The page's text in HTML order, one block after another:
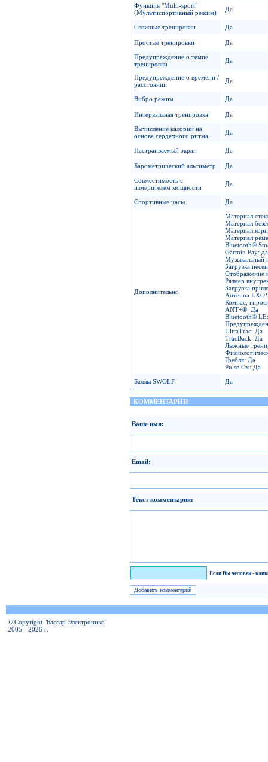
Функция "Multi-sport"
(Мультиспортивный режим)
Да
Сложные тренировки Да
Простые тренировки
Да
Предупреждение о темпе
тренировки
Да
Предупреждение о времени /
расстоянии
Да
Вибро режим Да
Интервальная тренировка
Да
Вычисление калорий на
основе сердечного ритма
Да
Настраиваемый экран Да
Барометрический альтиметр
Да
Совместимость с
измерителем мощности
Да
Спортивные часы Да
Дополнительно
Материал
Материал
Материал
Материал
Bluetooth®
Garmin Pay: да
Музыкальный
Загрузка
Отображение
Размер
Загрузка
Антенна
Компас,
ANT+®: Да
Bluetooth®
UltraTrac: Да
TracBack: Да
Лыжные
Гребля: Да
Pulse Ox: Да
Баллы SWOLF
Да
КОММЕНТАРИИ
Ваше имя:
Email:
Текст комментария:
Если Вы человек -
© Copyright "Бассар Электроникс"
2005 - 2026 г.